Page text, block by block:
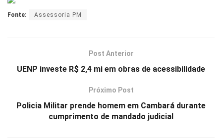
Fonte: Assessoria PM
Post Anterior
UENP investe R$ 2,4 mi em obras de acessibilidade
Próximo Post
Policia Militar prende homem em Cambará durante
cumprimento de mandado judicial